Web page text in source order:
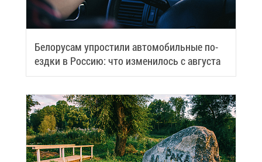
Бе­ло­ру­сам упро­сти­ли ав­то­мо­биль­ные по­
езд­ки в Рос­сию: что из­ме­ни­лось с ав­гу­ста